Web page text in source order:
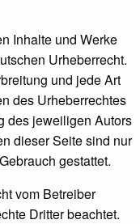
Inhalte und Werke
Urheberrecht.
und jede Art
des Urheberrechtes
des jeweiligen Autors
dieser Seite sind nur
gestattet.
vom Betreiber
Dritter beachtet.